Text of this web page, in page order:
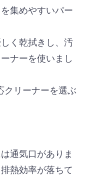
集めやすいパー
く乾拭きし、汚
ナーを使いまし
クリーナーを選ぶ
通気口がありま
熱効率が落ちて